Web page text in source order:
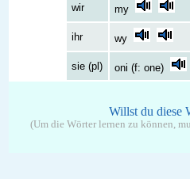
wir my
ihr wy
sie (pl) oni (f: one)
Willst du diese
(Um die Wörter lernen zu können,